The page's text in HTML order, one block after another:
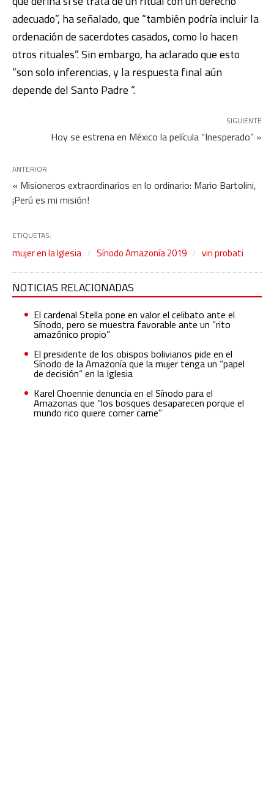
adecuado”, ha señalado, que “también podría incluir la
ordenación de sacerdotes casados, como lo hacen
otros rituales”. Sin embargo, ha aclarado que esto
“son solo inferencias, y la respuesta final aún
depende del Santo Padre “.
SIGUIENTE
Hoy se estrena en México la película “Inesperado” »
ANTERIOR
« Misioneros extraordinarios en lo ordinario: Mario Bartolini,
¡Perú es mi misión!
ETIQUETAS:
mujer en la Iglesia Sínodo Amazonía 2019 viri probati
NOTICIAS RELACIONADAS
El cardenal Stella pone en valor el celibato ante el
Sínodo, pero se muestra favorable ante un “rito
amazónico propio”
El presidente de los obispos bolivianos pide en el
Sínodo de la Amazonía que la mujer tenga un “papel
de decisión” en la Iglesia
Karel Choennie denuncia en el Sínodo para el
Amazonas que “los bosques desaparecen porque el
mundo rico quiere comer carne”